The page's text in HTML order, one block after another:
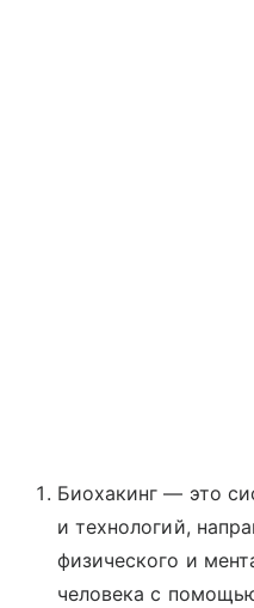
Биохакинг ― это
и технологий,
физического и
человека с